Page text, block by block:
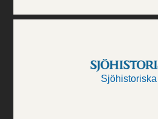
Sjöhistoriska